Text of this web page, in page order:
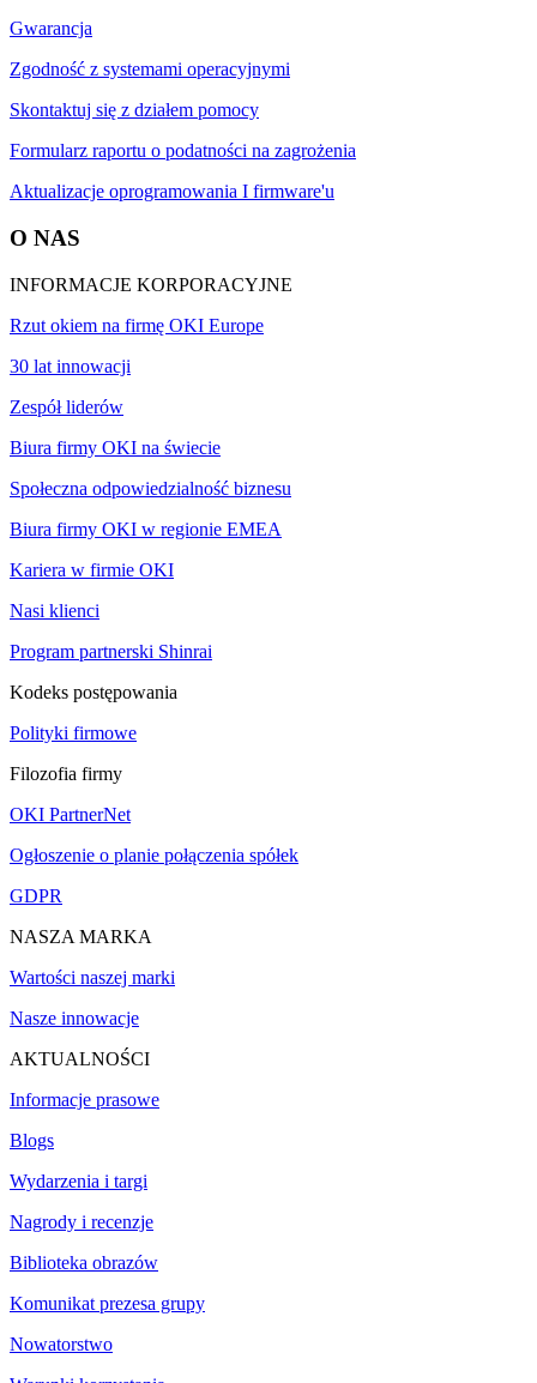
Gwarancja
Zgodność z systemami operacyjnymi
Skontaktuj się z działem pomocy
Formularz raportu o podatności na zagrożenia
Aktualizacje oprogramowania I firmware'u
O NAS
INFORMACJE KORPORACYJNE
Rzut okiem na firmę OKI Europe
30 lat innowacji
Zespół liderów
Biura firmy OKI na świecie
Społeczna odpowiedzialność biznesu
Biura firmy OKI w regionie EMEA
Kariera w firmie OKI
Nasi klienci
Program partnerski Shinrai
Kodeks postępowania
Polityki firmowe
Filozofia firmy
OKI PartnerNet
Ogłoszenie o planie połączenia spółek
GDPR
NASZA MARKA
Wartości naszej marki
Nasze innowacje
AKTUALNOŚCI
Informacje prasowe
Blogs
Wydarzenia i targi
Nagrody i recenzje
Biblioteka obrazów
Komunikat prezesa grupy
Nowatorstwo